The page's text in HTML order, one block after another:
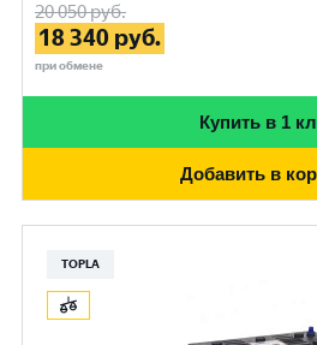
20 050руб.
18 340 руб.
при обмене
Купить в 1
Добавить в
TOPLA